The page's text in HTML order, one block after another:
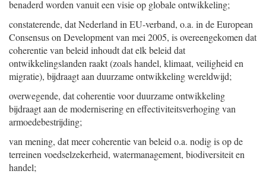
benaderd worden vanuit een visie op globale ontwikkeling;
constaterende, dat Nederland in EU-verband, o.a. in de European
Consensus on Development van mei 2005, is overeengekomen dat
coherentie van beleid inhoudt dat elk beleid dat
ontwikkelingslanden raakt (zoals handel, klimaat, veiligheid en
migratie), bijdraagt aan duurzame ontwikkeling wereldwijd;
overwegende, dat coherentie voor duurzame ontwikkeling
bijdraagt aan de modernisering en effectiviteitsverhoging van
armoedebestrijding;
van mening, dat meer coherentie van beleid o.a. nodig is op de
terreinen voedselzekerheid, watermanagement, biodiversiteit en
handel;